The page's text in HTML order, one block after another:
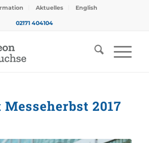
Aktuelles English
02171 404104
2017